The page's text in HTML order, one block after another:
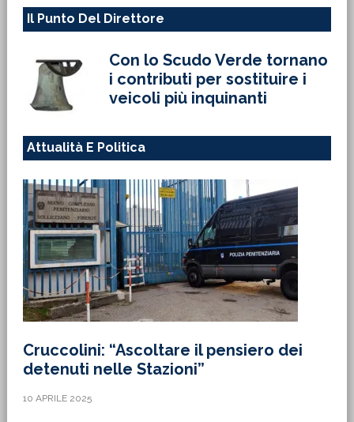
Il Punto Del Direttore
Con lo Scudo Verde tornano
i contributi per sostituire i
veicoli più inquinanti
Attualità E Politica
Cruccolini: “Ascoltare il pensiero dei
detenuti nelle Stazioni”
10 APRILE 2025